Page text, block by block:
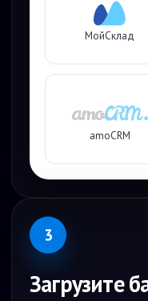
МойСклад
amoCRM
3
Загрузите